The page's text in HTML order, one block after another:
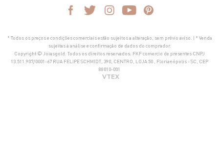
* Todos os preços e condições comerciais estão sujeitos a alteração, sem prévio aviso. | * Venda
sujeitas à análise e confirmação de dados do comprador.
Copyright © Joiasgold. Todos os direitos reservados. FKF comercio de presentes CNPJ
13.511.907/0001-67 RUA FELIPE SCHMIDT, 390, CENTRO, LOJA 50 , Florianópolis - SC, CEP
88010-001
VTEX